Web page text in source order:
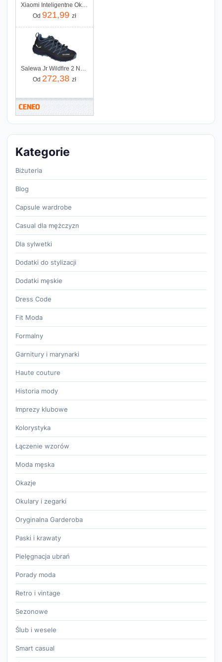
Xiaomi Inteligentne Okulary Mijia Smart Audio Glasses Pilot-Style
Od 921,99 zł
Salewa Jr Wildfire 2 Navy Blazer Java Blue
Od 272,38 zł
Kategorie
Biżuteria
Blog
Capsule wardrobe
Casual dla mężczyzn
Dla sylwetki
Dodatki do stylizacji
Dodatki męskie
Dress Code
Fit Moda
Formalny
Garnitury i marynarki
Haute couture
Historia mody
Imprezy klubowe
Kolorystyka
Łączenie wzorów
Moda męska
Okazje
Okulary i zegarki
Oryginalna Garderoba
Paski i krawaty
Pielęgnacja ubrań
Porady moda
Retro i vintage
Sezonowe
Ślub i wesele
Smart casual